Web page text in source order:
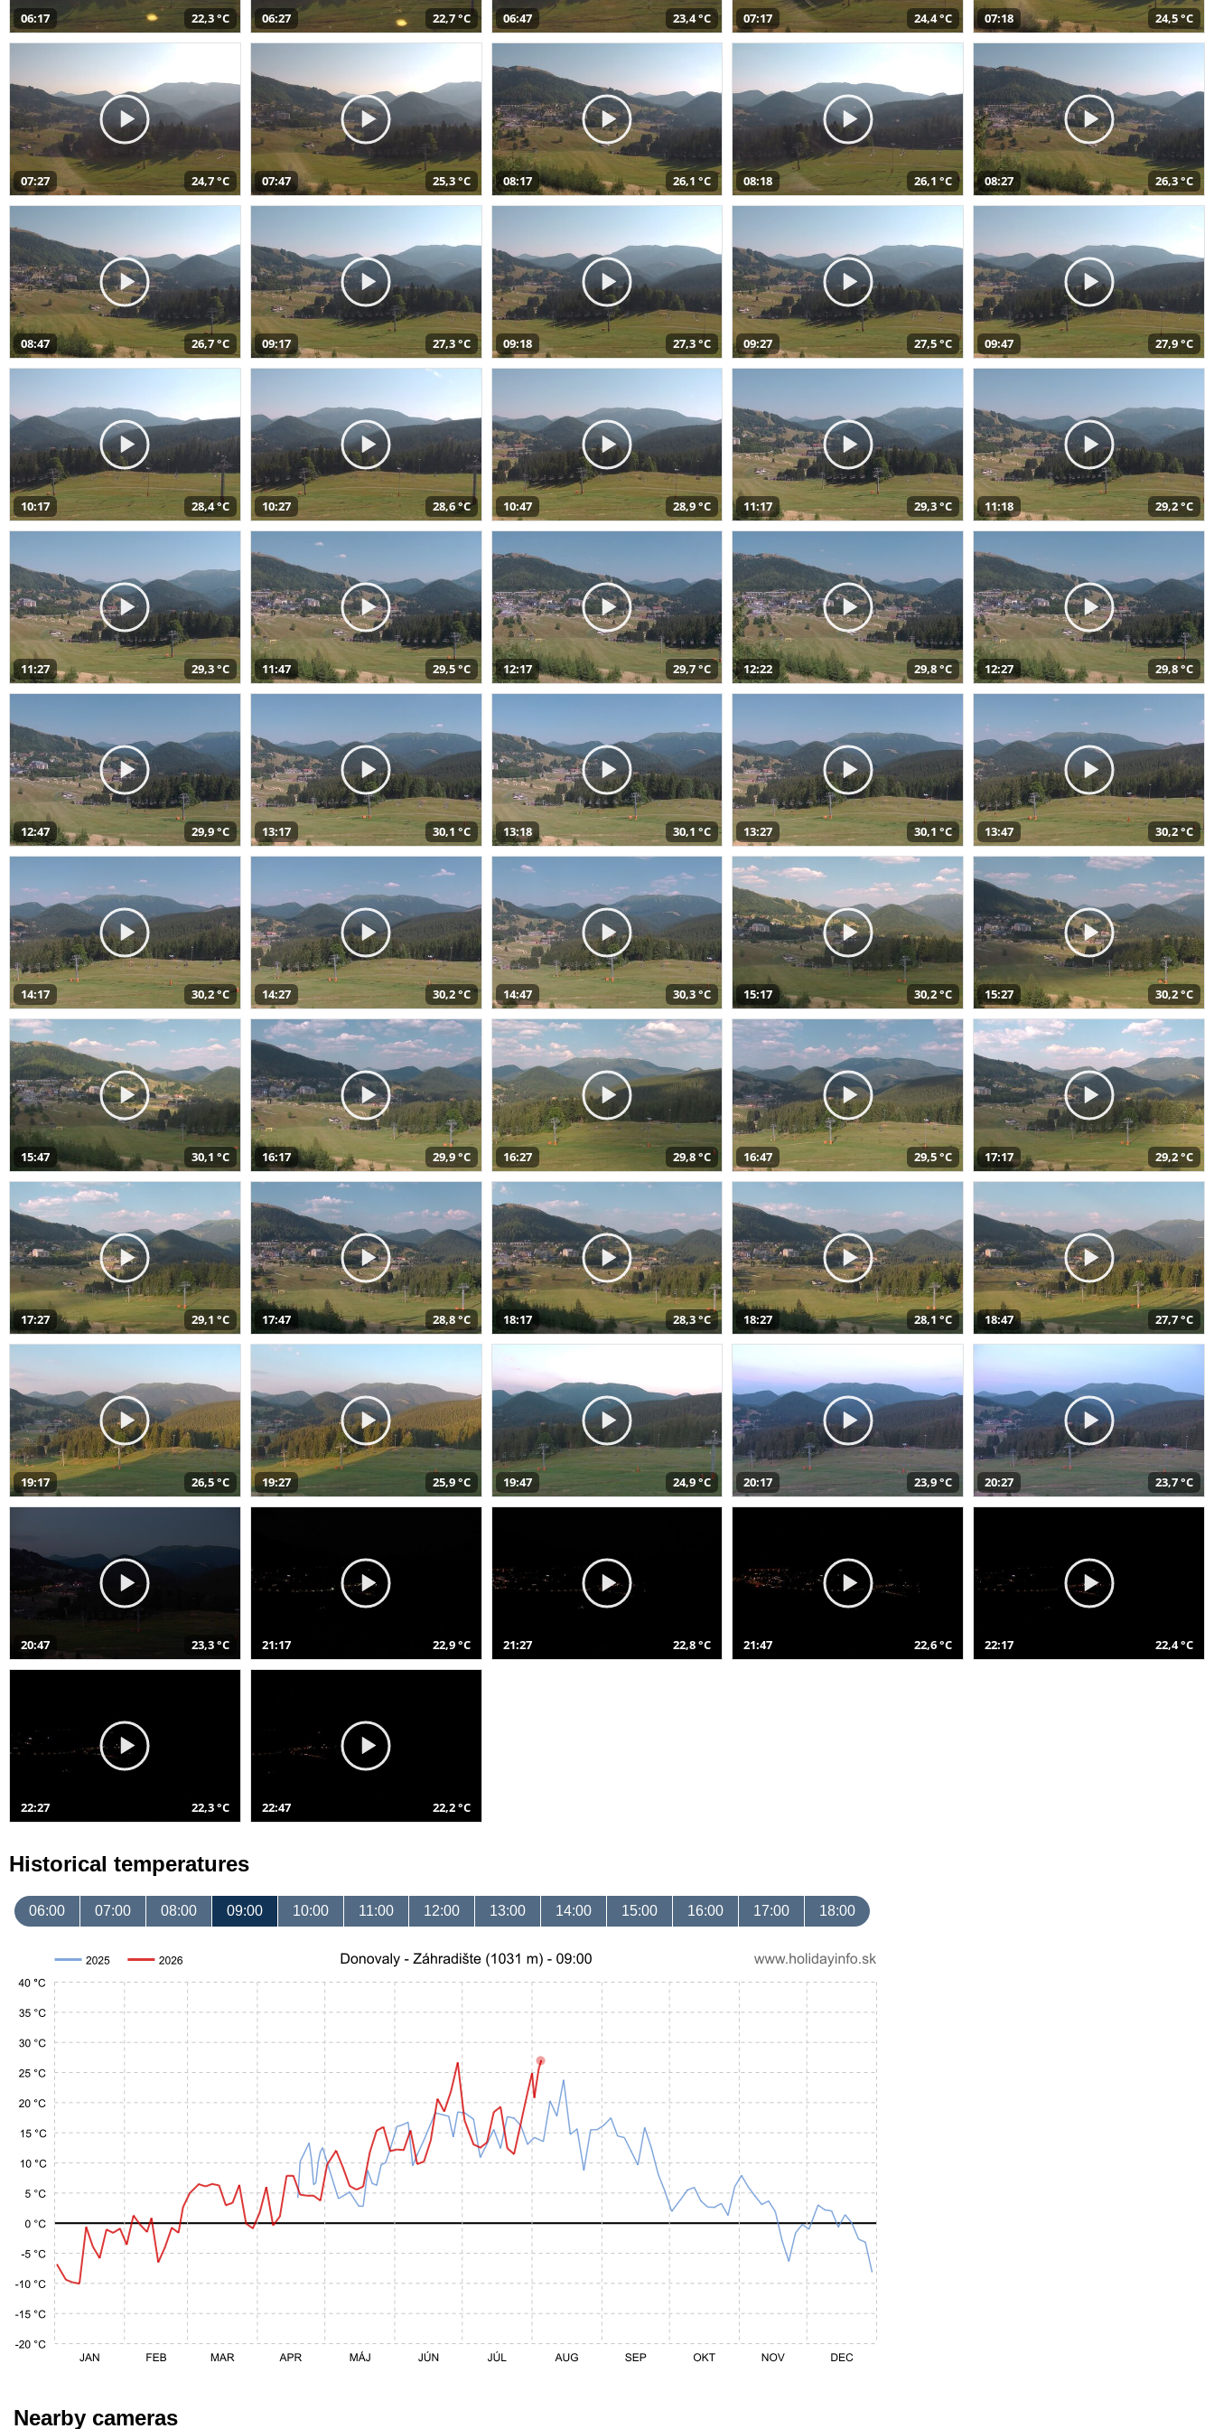
06:17 22,3 °C 06:27 22,7 °C 06:47 23,4 °C 07:17 24,4 °C 07:18 24,5 °C
07:27 24,7 °C 07:47 25,3 °C 08:17 26,1 °C 08:18 26,1 °C 08:27 26,3 °C
08:47 26,7 °C 09:17 27,3 °C 09:18 27,3 °C 09:27 27,5 °C 09:47 27,9 °C
10:17 28,4 °C 10:27 28,6 °C 10:47 28,9 °C 11:17 29,3 °C 11:18 29,2 °C
11:27 29,3 °C 11:47 29,5 °C 12:17 29,7 °C 12:22 29,8 °C 12:27 29,8 °C
12:47 29,9 °C 13:17 30,1 °C 13:18 30,1 °C 13:27 30,1 °C 13:47 30,2 °C
14:17 30,2 °C 14:27 30,2 °C 14:47 30,3 °C 15:17 30,2 °C 15:27 30,2 °C
15:47 30,1 °C 16:17 29,9 °C 16:27 29,8 °C 16:47 29,5 °C 17:17 29,2 °C
17:27 29,1 °C 17:47 28,8 °C 18:17 28,3 °C 18:27 28,1 °C 18:47 27,7 °C
19:17 26,5 °C 19:27 25,9 °C 19:47 24,9 °C 20:17 23,9 °C 20:27 23,7 °C
20:47 23,3 °C 21:17 22,9 °C 21:27 22,8 °C 21:47 22,6 °C 22:17 22,4 °C
22:27 22,3 °C 22:47 22,2 °C
Historical temperatures
06:00 07:00 08:00 09:00 10:00 11:00 12:00 13:00 14:00 15:00 16:00 17:00 18:00
Nearby cameras